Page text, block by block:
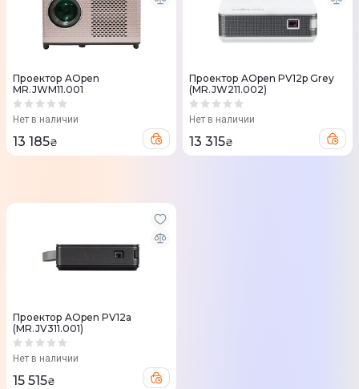
Проектор AOpen
MR.JWM11.001
Нет в наличии
13 185₴
Проектор AOpen PV12p Grey
(MR.JW211.002)
Нет в наличии
13 315₴
Проектор AOpen PV12a
(MR.JV311.001)
Нет в наличии
15 515₴